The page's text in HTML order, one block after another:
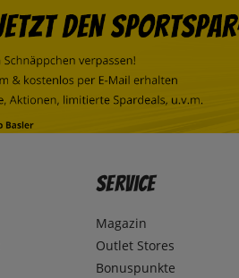
Service
Magazin
Outlet Stores
Bonuspunkte